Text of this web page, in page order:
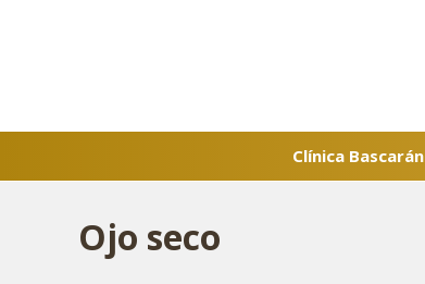
Clínica Bascarán
Ojo seco